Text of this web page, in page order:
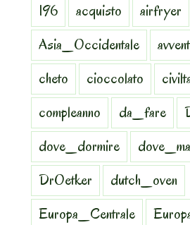
196 acquisto
airfryer
Asia_Occidentale
cheto
cioccolato
compleanno
da_fare
dove_dormire
DrOetker
dutch_oven
Europa_Centrale